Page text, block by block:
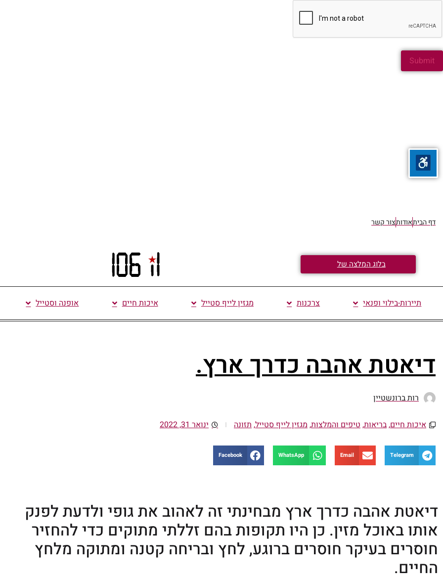
דף הביתאודותצור קשר
בלוג המלצה של
תיירות-בילוי ופנאי צרכנות מגזין לייף סטייל איכות חיים אופנה וסטייל
דיאטת אהבה כדרך ארץ.
רות ברונשטיין
איכות חיים,בריאות,טיפים והמלצות,מגזין לייף סטייל,תזונה ינואר 31, 2022
Telegram
Email
WhatsApp
Facebook
דיאטת אהבה כדרך ארץ מבחינתי זה לאהוב את גופי ולדעת לפנק
אותו באוכל מזין. כן היו תקופות בהם זללתי מתוקים כדי להחזיר
חוסרים בעיקר חוסרים ברוגע, לחץ ובריחה קטנה ומתוקה מלחץ
החיים.